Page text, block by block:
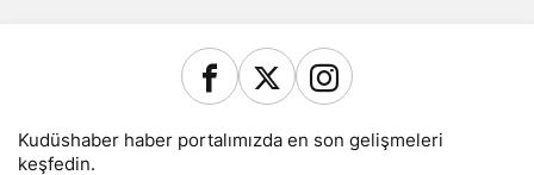
Kudüshaber haber portalımızda en son gelişmeleri
keşfedin.